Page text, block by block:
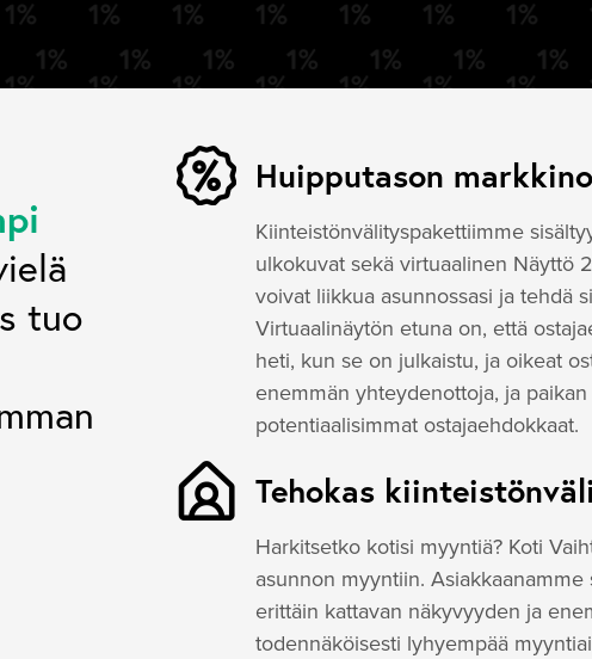
tuo
Huipputason
Kiinteistönvälityspakettiimme
ulkokuvat sekä virtuaalinen Näyttö
voivat liikkua asunnossasi ja tehdä
Virtuaalinäytön etuna on, että
heti, kun se on julkaistu, ja oikeat
enemmän yhteydenottoja, ja
potentiaalisimmat ostajaehdokkaat.
Tehokas
Harkitsetko kotisi myyntiä? Koti
asunnon myyntiin.
erittäin kattavan näkyvyyden ja
todennäköisesti lyhyempää